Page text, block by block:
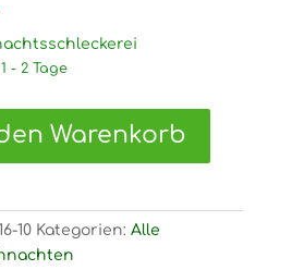
- 2 Tage
Warenkorb
10 Kategorien: Alle